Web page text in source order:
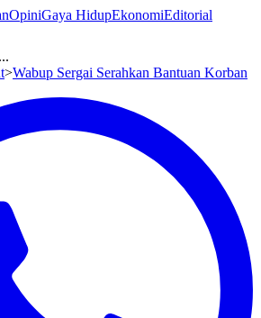
OpiniGaya HidupEkonomiEditorial
>Wabup Sergai Serahkan Bantuan Korban